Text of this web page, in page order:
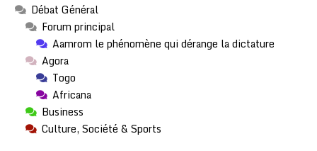
Débat Général
Forum principal
Aamrom le phénomène qui dérange la dictature
Agora
Togo
Africana
Business
Culture, Société & Sports